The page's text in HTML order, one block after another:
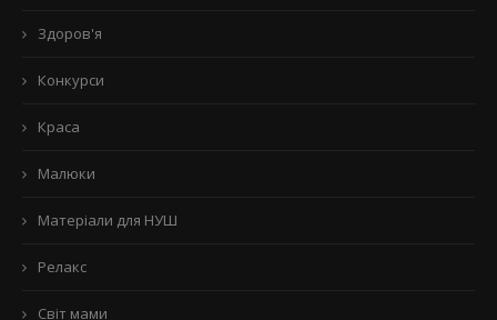
Здоров'я
Конкурси
Краса
Малюки
Матеріали для НУШ
Релакс
Світ мами